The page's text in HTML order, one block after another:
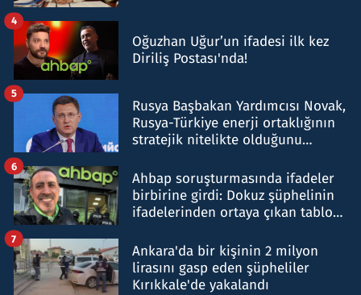
Oğuzhan Uğur’un ifadesi ilk kez
Diriliş Postası'nda!
4
Rusya Başbakan Yardımcısı Novak,
Rusya-Türkiye enerji ortaklığının
stratejik nitelikte olduğunu
5
Ahbap soruşturmasında ifadeler
birbirine girdi: Dokuz şüphelinin
ifadelerinden ortaya çıkan tablo
6
Ankara'da bir kişinin 2 milyon
lirasını gasp eden şüpheliler
Kırıkkale'de yakalandı
7